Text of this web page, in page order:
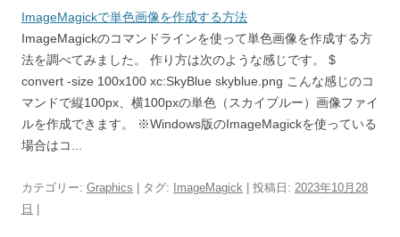
ImageMagickで単色画像を作成する方法
ImageMagickのコマンドラインを使って単色画像を作成する方
法を調べてみました。 作り方は次のような感じです。 $
convert -size 100x100 xc:SkyBlue skyblue.png こんな感じのコ
マンドで縦100px、横100pxの単色（スカイブルー）画像ファイ
ルを作成できます。 ※Windows版のImageMagickを使っている
場合はコ...
カテゴリー: Graphics | タグ: ImageMagick | 投稿日: 2023年10月28
日